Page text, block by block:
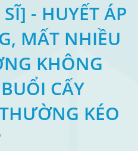
- HUYẾT ÁP
MẤT NHIỀU
KHÔNG
CẤY
KÉO